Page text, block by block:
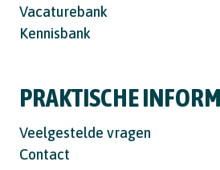
Vacaturebank
Kennisbank
PRAKTISCHE
Veelgestelde vragen
Contact